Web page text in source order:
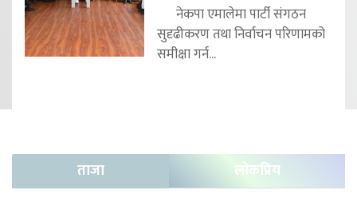
नेकपा एमालेमा पार्टी संगठन
सुदृढीकरण तथा निर्वाचन परिणामको
समीक्षा गर्न...
ताजा लोकप्रिय